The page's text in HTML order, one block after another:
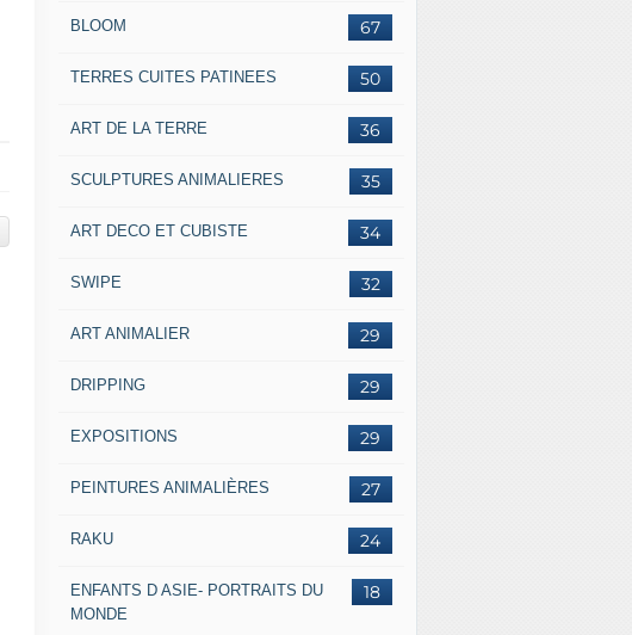
67
BLOOM
50
TERRES CUITES PATINEES
36
ART DE LA TERRE
35
SCULPTURES ANIMALIERES
34
ART DECO ET CUBISTE
32
SWIPE
29
ART ANIMALIER
29
DRIPPING
29
EXPOSITIONS
27
PEINTURES ANIMALIÈRES
24
RAKU
18
ENFANTS D ASIE- PORTRAITS DU
MONDE